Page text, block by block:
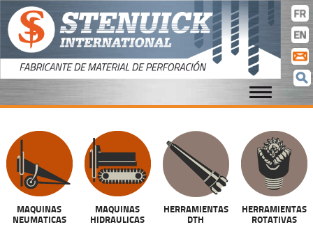
MAQUINAS
NEUMATICAS
MAQUINAS
HIDRAULICAS
HERRAMIENTAS
DTH
HERRAMIENTAS
ROTATIVAS